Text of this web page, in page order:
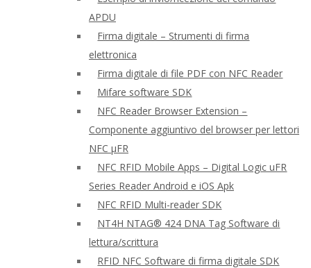
APDU
Firma digitale – Strumenti di firma
elettronica
Firma digitale di file PDF con NFC Reader
Mifare software SDK
NFC Reader Browser Extension –
Componente aggiuntivo del browser per lettori
NFC μFR
NFC RFID Mobile Apps – Digital Logic uFR
Series Reader Android e iOS Apk
NFC RFID Multi-reader SDK
NT4H NTAG® 424 DNA Tag Software di
lettura/scrittura
RFID NFC Software di firma digitale SDK